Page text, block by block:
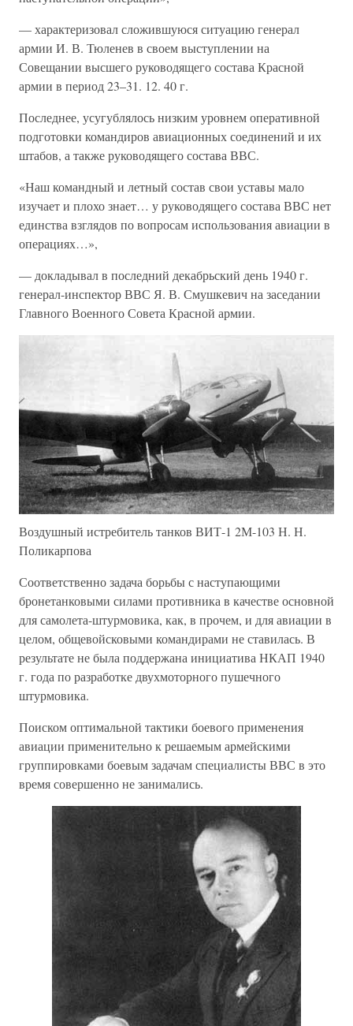
— характеризовал сложившуюся ситуацию генерал
армии И. В. Тюленев в своем выступлении на
Совещании высшего руководящего состава Красной
армии в период 23–31. 12. 40 г.
Последнее, усугублялось низким уровнем оперативной
подготовки командиров авиационных соединений и их
штабов, а также руководящего состава ВВС.
«Наш командный и летный состав свои уставы мало
изучает и плохо знает… у руководящего состава ВВС нет
единства взглядов по вопросам использования авиации в
операциях…»,
— докладывал в последний декабрьский день 1940 г.
генерал-инспектор ВВС Я. В. Смушкевич на заседании
Главного Военного Совета Красной армии.
Воздушный истребитель танков ВИТ-1 2М-103 Н. Н.
Поликарпова
Соответственно задача борьбы с наступающими
бронетанковыми силами противника в качестве основной
для самолета-штурмовика, как, в прочем, и для авиации в
целом, общевойсковыми командирами не ставилась. В
результате не была поддержана инициатива НКАП 1940
г. года по разработке двухмоторного пушечного
штурмовика.
Поиском оптимальной тактики боевого применения
авиации применительно к решаемым армейскими
группировками боевым задачам специалисты ВВС в это
время совершенно не занимались.